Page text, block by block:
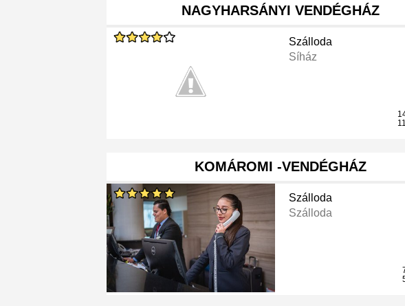
NAGYHARSÁNYI VENDÉGHÁZ
Szálloda
Síház
KOMÁROMI -VENDÉGHÁZ
Szálloda
Szálloda